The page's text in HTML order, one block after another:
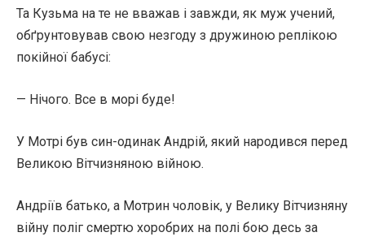
Та Кузьма на те не вважав і завжди, як муж учений,
обґрунтовував свою незгоду з дружиною реплікою
покійної бабусі:
— Нічого. Все в морі буде!
У Мотрі був син-одинак Андрій, який народився перед
Великою Вітчизняною війною.
Андріїв батько, а Мотрин чоловік, у Велику Вітчизняну
війну поліг смертю хоробрих на полі бою десь за